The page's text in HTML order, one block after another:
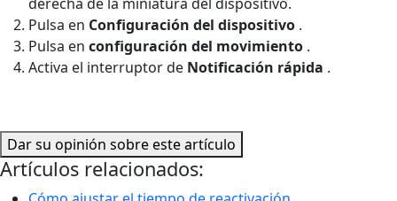
Pulsa en Configuración del dispositivo .
Pulsa en configuración del movimiento .
Activa el interruptor de Notificación rápida .
Dar su opinión sobre este artículo
Artículos relacionados: